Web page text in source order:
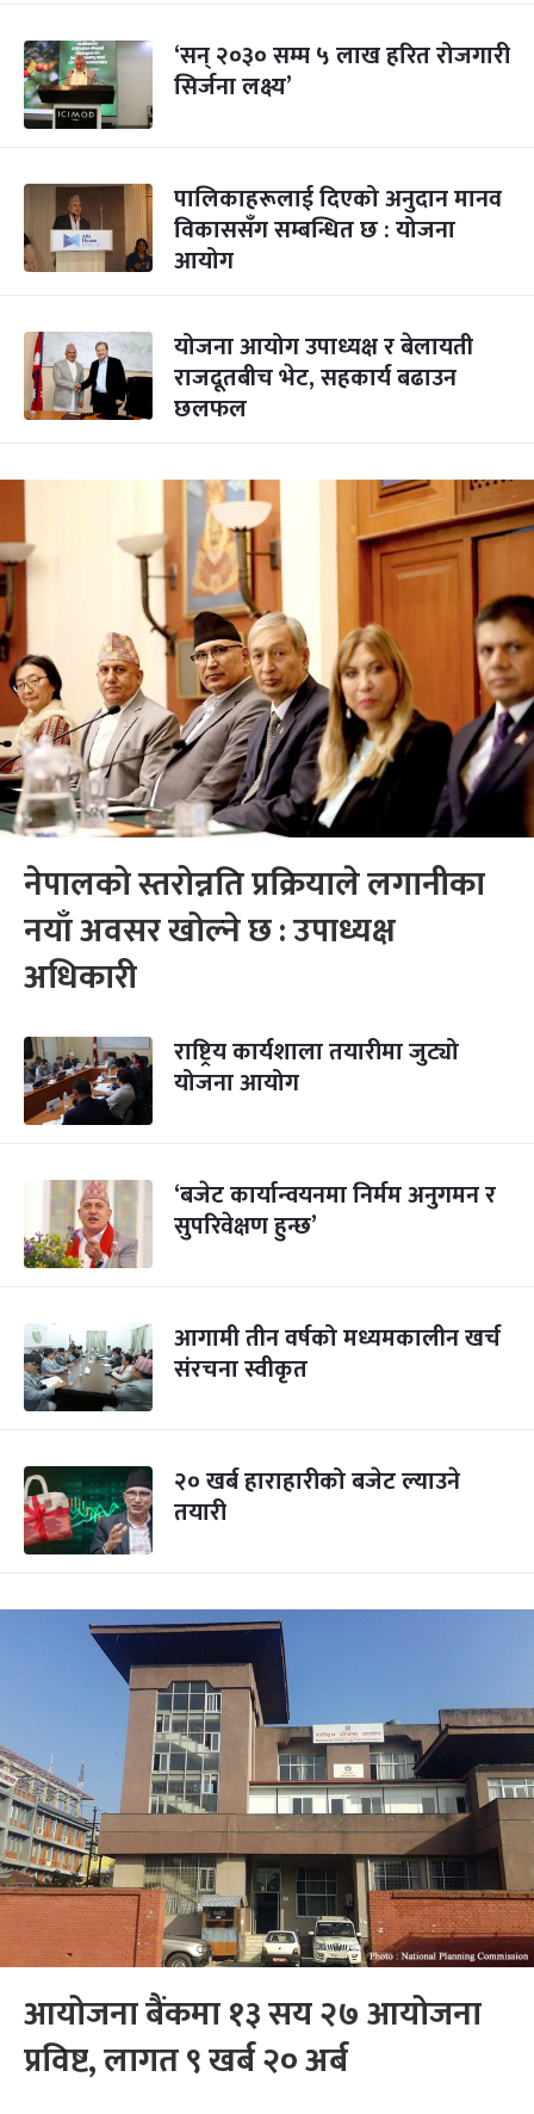
‘सन् २०३० सम्म ५ लाख हरित रोजगारी
सिर्जना लक्ष्य’
पालिकाहरूलाई दिएको अनुदान मानव
विकाससँग सम्बन्धित छ : योजना
आयोग
योजना आयोग उपाध्यक्ष र बेलायती
राजदूतबीच भेट, सहकार्य बढाउन
छलफल
नेपालको स्तरोन्नति प्रक्रियाले लगानीका
नयाँ अवसर खोल्ने छ : उपाध्यक्ष
अधिकारी
राष्ट्रिय कार्यशाला तयारीमा जुट्यो
योजना आयोग
‘बजेट कार्यान्वयनमा निर्मम अनुगमन र
सुपरिवेक्षण हुन्छ’
आगामी तीन वर्षको मध्यमकालीन खर्च
संरचना स्वीकृत
२० खर्ब हाराहारीको बजेट ल्याउने
तयारी
आयोजना बैंकमा १३ सय २७ आयोजना
प्रविष्ट, लागत ९ खर्ब २० अर्ब